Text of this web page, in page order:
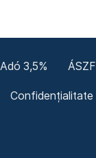
Adó 3,5% ÁSZF
Confidențialitate